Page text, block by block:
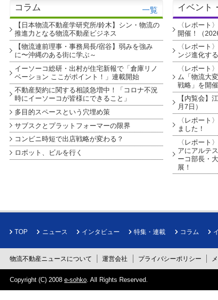
コラム 一覧
【日本物流不動産学研究所/鈴木】シン・物流の
推進力となる物流不動産ビジネス
【物流連前理事・事務局長/宿谷】弱みを強み
に〜沖縄のある街に学ぶ～
イーソーコ総研・出村が住宅新報で「倉庫リノ
ベーション ここがポイント！」連載開始
不動産契約に関する相談急増中！「コロナ不況
時にイーソーコが皆様にできること」
多目的スペースという穴埋め策
サブスクとプラットフォーマーの限界
コンビニ時短で出店戦略が変わる？
ロボット、ビルを行く
イベント
〈レポート
開催！（
〈レポート
ンジ進化す
〈レポート
ム「物流大
戦略」を開
【内覧会】
月7日）
〈レポート
ました！
〈レポート
アにアルテ
ーコ部長・
展！
TOP ニュース インタビュー 特集・連載 コラム
物流不動産ニュースについて 運営会社 プライバシーポリシー
Copyright (C) 2008 e-sohko . All Rights Reserved.